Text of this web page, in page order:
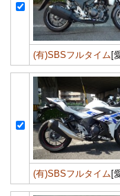
(有)SBSフルタイム [
(有)SBSフルタイム [